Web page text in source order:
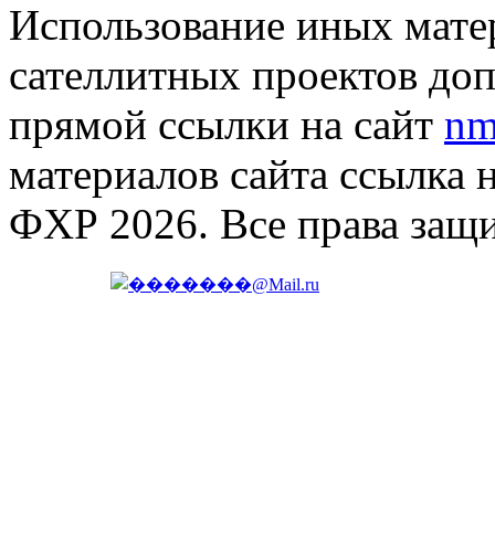
Использование иных
сателлитных проектов
прямой ссылки на сайт
материалов сайта ссылка
ФХР 2026. Все права